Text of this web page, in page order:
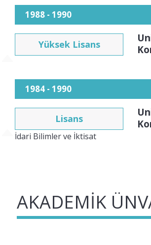
1988 - 1990
Yüksek Lisans
1984 - 1990
Lisans
İdari Bilimler ve İktisat
AKADEMIK